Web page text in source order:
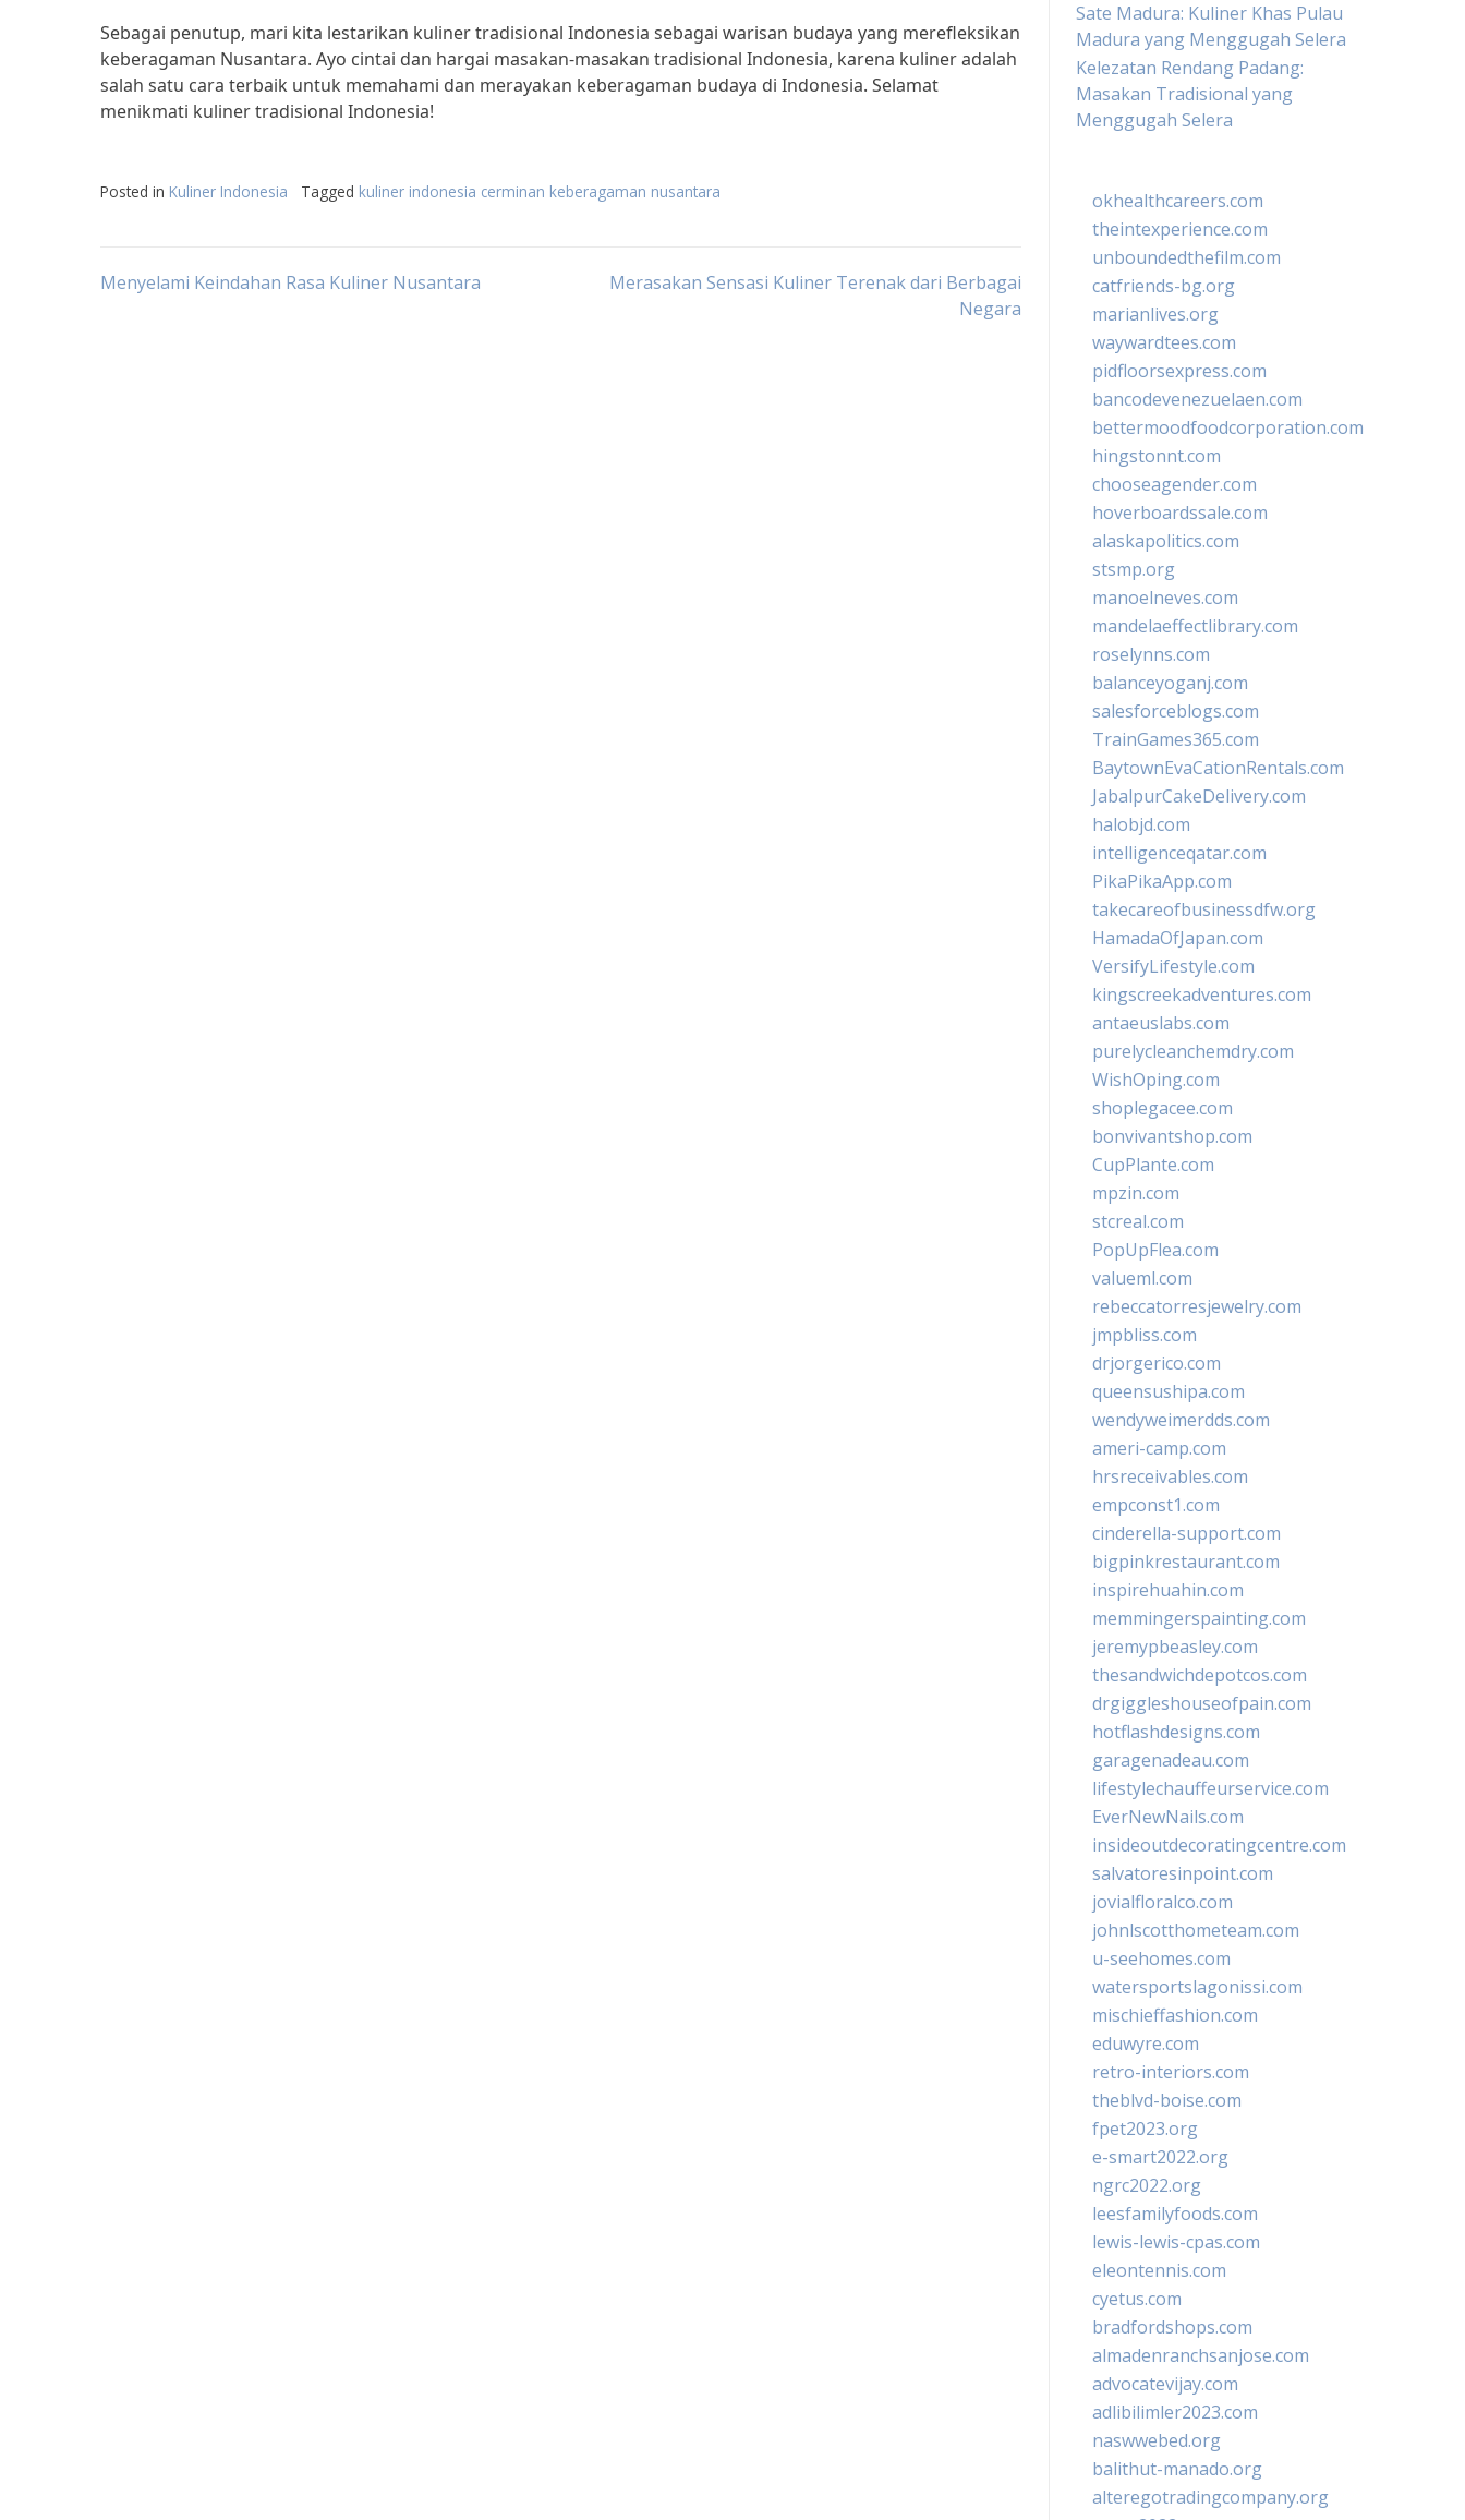
Sebagai penutup, mari kita lestarikan kuliner tradisional Indonesia sebagai warisan budaya yang merefleksikan
keberagaman Nusantara. Ayo cintai dan hargai masakan-masakan tradisional Indonesia, karena kuliner adalah
salah satu cara terbaik untuk memahami dan merayakan keberagaman budaya di Indonesia. Selamat
menikmati kuliner tradisional Indonesia!
Posted in Kuliner Indonesia Tagged kuliner indonesia cerminan keberagaman nusantara
Post
Menyelami Keindahan Rasa Kuliner Nusantara
Merasakan Sensasi Kuliner Terenak dari Berbagai
Negara
Sate Madura: Kuliner Khas Pulau
Madura yang Menggugah Selera
Kelezatan Rendang Padang:
Masakan Tradisional yang
Menggugah Selera
okhealthcareers.com
theintexperience.com
unboundedthefilm.com
catfriends-bg.org
marianlives.org
waywardtees.com
pidfloorsexpress.com
bancodevenezuelaen.com
bettermoodfoodcorporation.com
hingstonnt.com
chooseagender.com
hoverboardssale.com
alaskapolitics.com
stsmp.org
manoelneves.com
mandelaeffectlibrary.com
roselynns.com
balanceyoganj.com
salesforceblogs.com
TrainGames365.com
BaytownEvaCationRentals.com
JabalpurCakeDelivery.com
halobjd.com
intelligenceqatar.com
PikaPikaApp.com
takecareofbusinessdfw.org
HamadaOfJapan.com
VersifyLifestyle.com
kingscreekadventures.com
antaeuslabs.com
purelycleanchemdry.com
WishOping.com
shoplegacee.com
bonvivantshop.com
CupPlante.com
mpzin.com
stcreal.com
PopUpFlea.com
valueml.com
rebeccatorresjewelry.com
jmpbliss.com
drjorgerico.com
queensushipa.com
wendyweimerdds.com
ameri-camp.com
hrsreceivables.com
empconst1.com
cinderella-support.com
bigpinkrestaurant.com
inspirehuahin.com
memmingerspainting.com
jeremypbeasley.com
thesandwichdepotcos.com
drgiggleshouseofpain.com
hotflashdesigns.com
garagenadeau.com
lifestylechauffeurservice.com
EverNewNails.com
insideoutdecoratingcentre.com
salvatoresinpoint.com
jovialfloralco.com
johnlscotthometeam.com
u-seehomes.com
watersportslagonissi.com
mischieffashion.com
eduwyre.com
retro-interiors.com
theblvd-boise.com
fpet2023.org
e-smart2022.org
ngrc2022.org
leesfamilyfoods.com
lewis-lewis-cpas.com
eleontennis.com
cyetus.com
bradfordshops.com
almadenranchsanjose.com
advocatevijay.com
adlibilimler2023.com
naswwebed.org
balithut-manado.org
alteregotradingcompany.org